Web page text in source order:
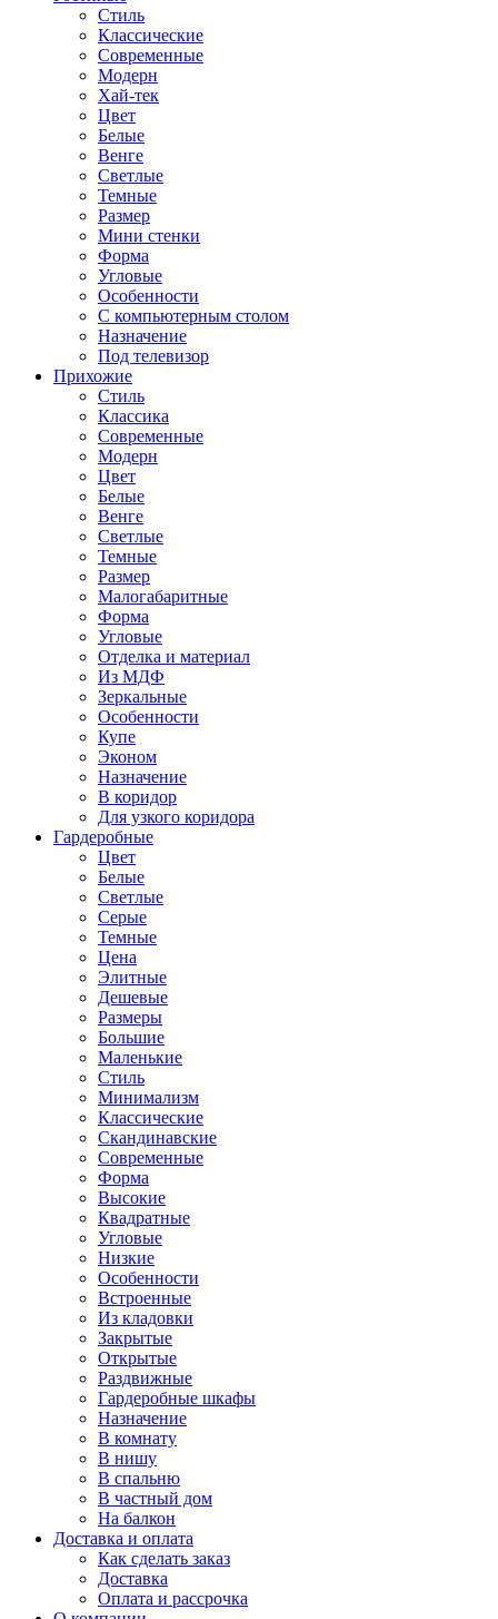
Стиль
Классические
Современные
Модерн
Хай-тек
Цвет
Белые
Венге
Светлые
Темные
Размер
Мини стенки
Форма
Угловые
Особенности
С компьютерным столом
Назначение
Под телевизор
Прихожие
Стиль
Классика
Современные
Модерн
Цвет
Белые
Венге
Светлые
Темные
Размер
Малогабаритные
Форма
Угловые
Отделка и материал
Из МДФ
Зеркальные
Особенности
Купе
Эконом
Назначение
В коридор
Для узкого коридора
Гардеробные
Цвет
Белые
Светлые
Серые
Темные
Цена
Элитные
Дешевые
Размеры
Большие
Маленькие
Стиль
Минимализм
Классические
Скандинавские
Современные
Форма
Высокие
Квадратные
Угловые
Низкие
Особенности
Встроенные
Из кладовки
Закрытые
Открытые
Раздвижные
Гардеробные шкафы
Назначение
В комнату
В нишу
В спальню
В частный дом
На балкон
Доставка и оплата
Как сделать заказ
Доставка
Оплата и рассрочка